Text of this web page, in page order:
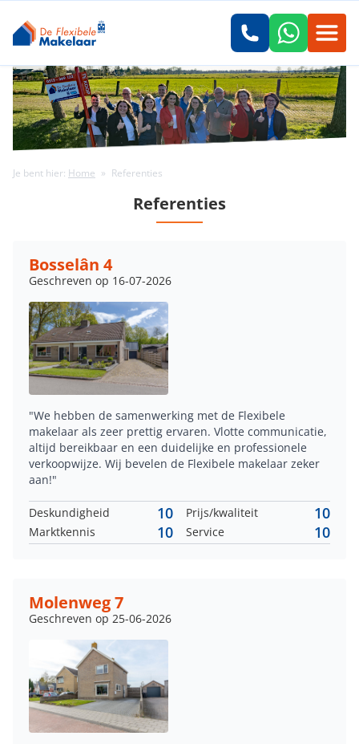
Je bent hier: Home » Referenties
Referenties
Bosselân 4
Geschreven op 16-07-2026
"We hebben de samenwerking met de Flexibele
makelaar als zeer prettig ervaren. Vlotte communicatie,
altijd bereikbaar en een duidelijke en professionele
verkoopwijze. Wij bevelen de Flexibele makelaar zeker
aan!"
Deskundigheid 10 Prijs/kwaliteit 10
Marktkennis 10 Service 10
Molenweg 7
Geschreven op 25-06-2026